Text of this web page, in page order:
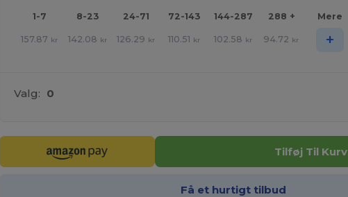
1-7 8-23 24-71 72-143 144-287 288 + Mere
157.87 kr 142.08 kr 126.29 kr 110.51 kr 102.58 kr 94.72 kr +
Valg: 0
Tilføj Til Kurv
Få et hurtigt tilbud